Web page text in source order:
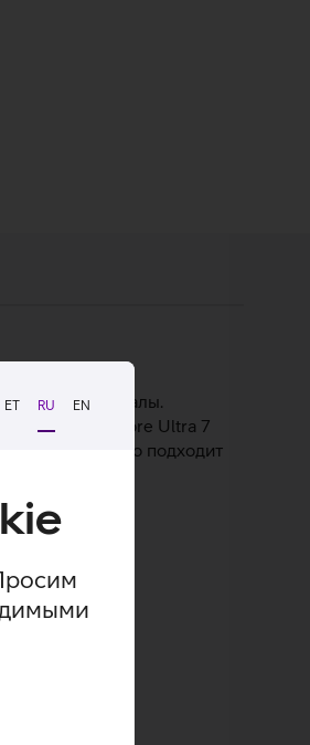
ET RU EN
материалы.
Intel Core Ultra 7
идеально подходит